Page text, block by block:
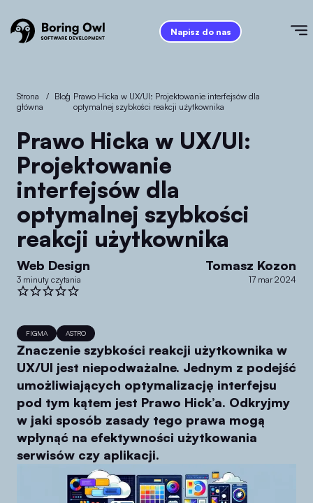
Napisz do nas
Strona
główna
/ Blog
/
Prawo Hicka w UX/UI: Projektowanie interfejsów dla
optymalnej szybkości reakcji użytkownika
Prawo Hicka w UX/UI:
Projektowanie
interfejsów dla
optymalnej szybkości
reakcji użytkownika
Web Design
3 minuty czytania
Tomasz Kozon
17 mar 2024
FIGMA ASTRO
Znaczenie szybkości reakcji użytkownika w
UX/UI jest niepodważalne. Jednym z podejść
umożliwiających optymalizację interfejsu
pod tym kątem jest Prawo Hick’a. Odkryjmy
w jaki sposób zasady tego prawa mogą
wpłynąć na efektywności użytkowania
serwisów czy aplikacji.